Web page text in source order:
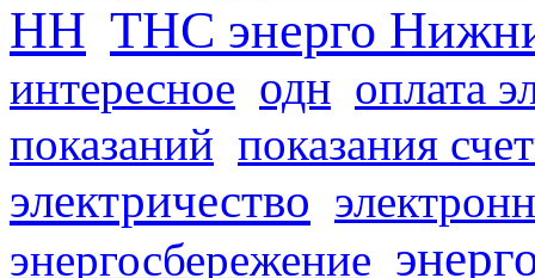
НН ТНС энерго
интересное одн оплата
показаний показания
электричество
энергосбережение